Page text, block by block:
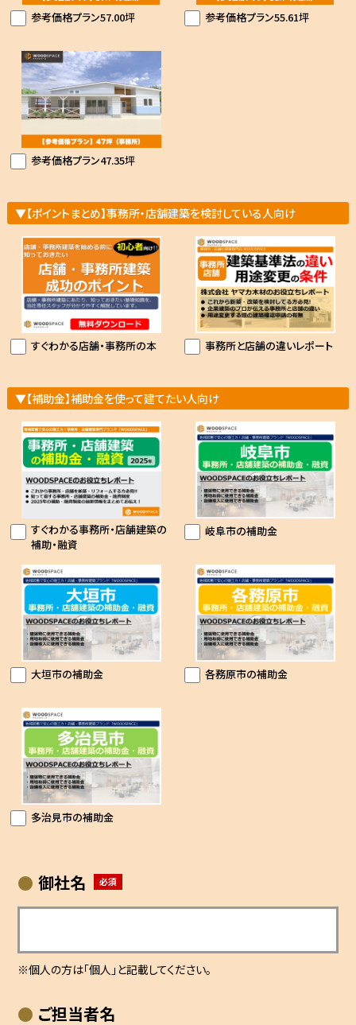
参考価格プラン57.00坪 参考価格プラン55.61坪
参考価格プラン47.35坪
▼【ポイントまとめ】事務所・店舗建築を検討している人向け
すぐわかる店舗・事務所の本 事務所と店舗の違いレポート
▼【補助金】補助金を使って建てたい人向け
すぐわかる事務所・店舗建築の
補助・融資
岐阜市の補助金
大垣市の補助金 各務原市の補助金
多治見市の補助金
御社名
※個人の方は「個人」と記載してください。
ご担当者名